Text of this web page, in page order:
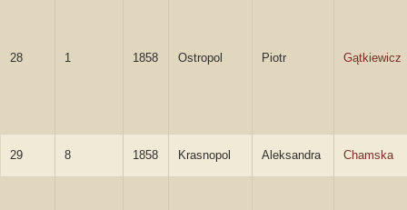
28 1 1858 Ostropol Piotr Gątkiewicz
29 8 1858 Krasnopol Aleksandra Chamska